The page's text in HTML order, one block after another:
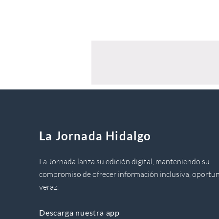
La Jornada Hidalgo
La Jornada lanza su edición digital, manteniendo su
compromiso de ofrecer información inclusiva,
veraz.
Descarga nuestra app